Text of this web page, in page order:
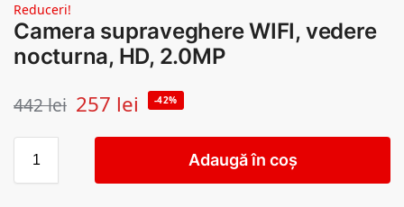
Reduceri!
Camera supraveghere WIFI, vedere
nocturna, HD, 2.0MP
442lei 257 lei -42%
Adaugă în coș